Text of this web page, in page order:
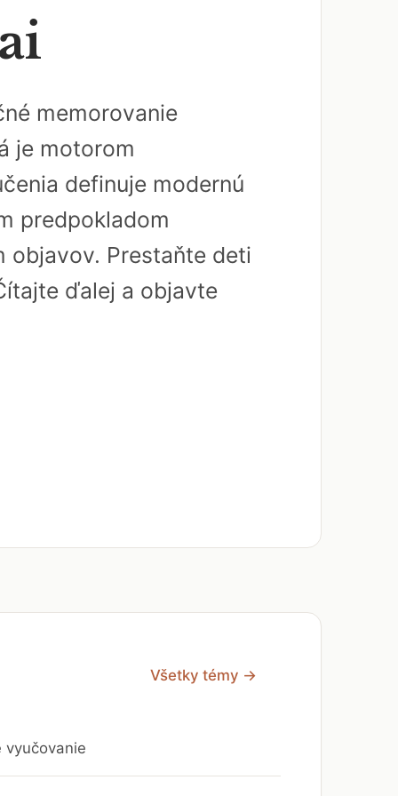
memorovanie
je motorom
definuje modernú
predpokladom
objavov. Prestaňte deti
ďalej a objavte
Všetky témy →
vyučovanie